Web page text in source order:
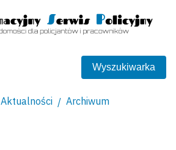
Wyszukiwarka
Aktualności Archiwum